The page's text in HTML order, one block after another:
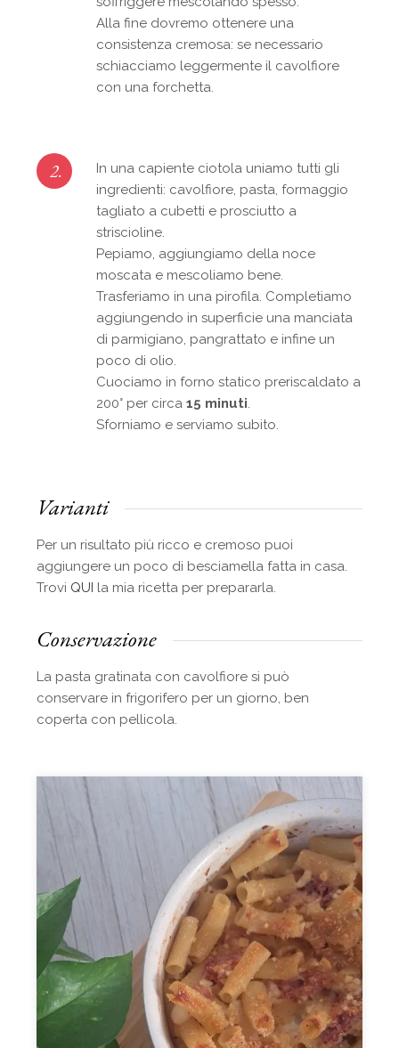
Alla fine dovremo ottenere una
consistenza cremosa: se necessario
schiacciamo leggermente il cavolfiore
con una forchetta.
2.
In una capiente ciotola uniamo tutti gli
ingredienti: cavolfiore, pasta, formaggio
tagliato a cubetti e prosciutto a
striscioline.
Pepiamo, aggiungiamo della noce
moscata e mescoliamo bene.
Trasferiamo in una pirofila. Completiamo
aggiungendo in superficie una manciata
di parmigiano, pangrattato e infine un
poco di olio.
Cuociamo in forno statico preriscaldato a
200° per circa15 minuti.
Sforniamo e serviamo subito.
Varianti
Per un risultato più ricco e cremoso puoi
aggiungere un poco di besciamella fatta in casa.
Trovi QUI la mia ricetta per prepararla.
Conservazione
La pasta gratinata con cavolfiore si può
conservare in frigorifero per un giorno, ben
coperta con pellicola.